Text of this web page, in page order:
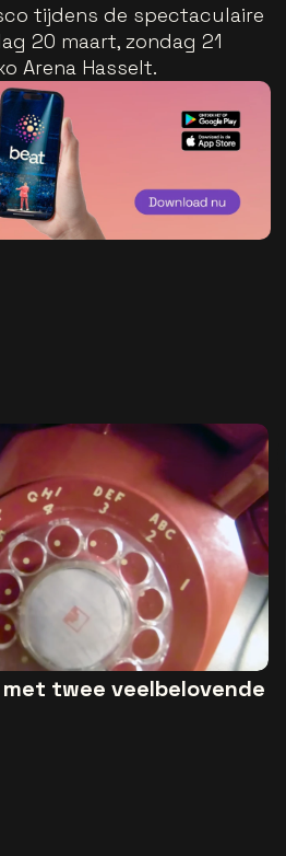
tijdens de spectaculaire
20 maart, zondag 21
Arena Hasselt.
twee veelbelovende